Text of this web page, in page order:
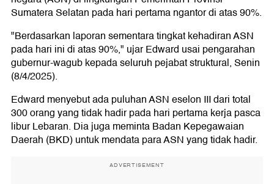
Sumatera Selatan pada hari pertama ngantor di atas 90%.
"Berdasarkan laporan sementara tingkat kehadiran ASN
pada hari ini di atas 90%," ujar Edward usai pengarahan
gubernur-wagub kepada seluruh pejabat struktural, Senin
(8/4/2025).
Edward menyebut ada puluhan ASN eselon III dari total
300 orang yang tidak hadir pada hari pertama kerja pasca
libur Lebaran. Dia juga meminta Badan Kepegawaian
Daerah (BKD) untuk mendata para ASN yang tidak hadir.
ADVERTISEMENT